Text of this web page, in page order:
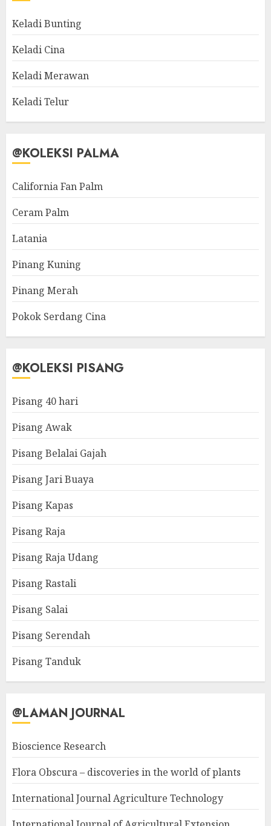
Keladi Bunting
Keladi Cina
Keladi Merawan
Keladi Telur
@KOLEKSI PALMA
California Fan Palm
Ceram Palm
Latania
Pinang Kuning
Pinang Merah
Pokok Serdang Cina
@KOLEKSI PISANG
Pisang 40 hari
Pisang Awak
Pisang Belalai Gajah
Pisang Jari Buaya
Pisang Kapas
Pisang Raja
Pisang Raja Udang
Pisang Rastali
Pisang Salai
Pisang Serendah
Pisang Tanduk
@LAMAN JOURNAL
Bioscience Research
Flora Obscura – discoveries in the world of plants
International Journal Agriculture Technology